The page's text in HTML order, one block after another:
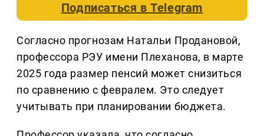
Подписаться вTelegram
Согласно прогнозам Натальи Продановой,
профессора РЭУ имени Плеханова, в марте
2025 года размер пенсий может снизиться
по сравнению с февралем. Это следует
учитывать при планировании бюджета.